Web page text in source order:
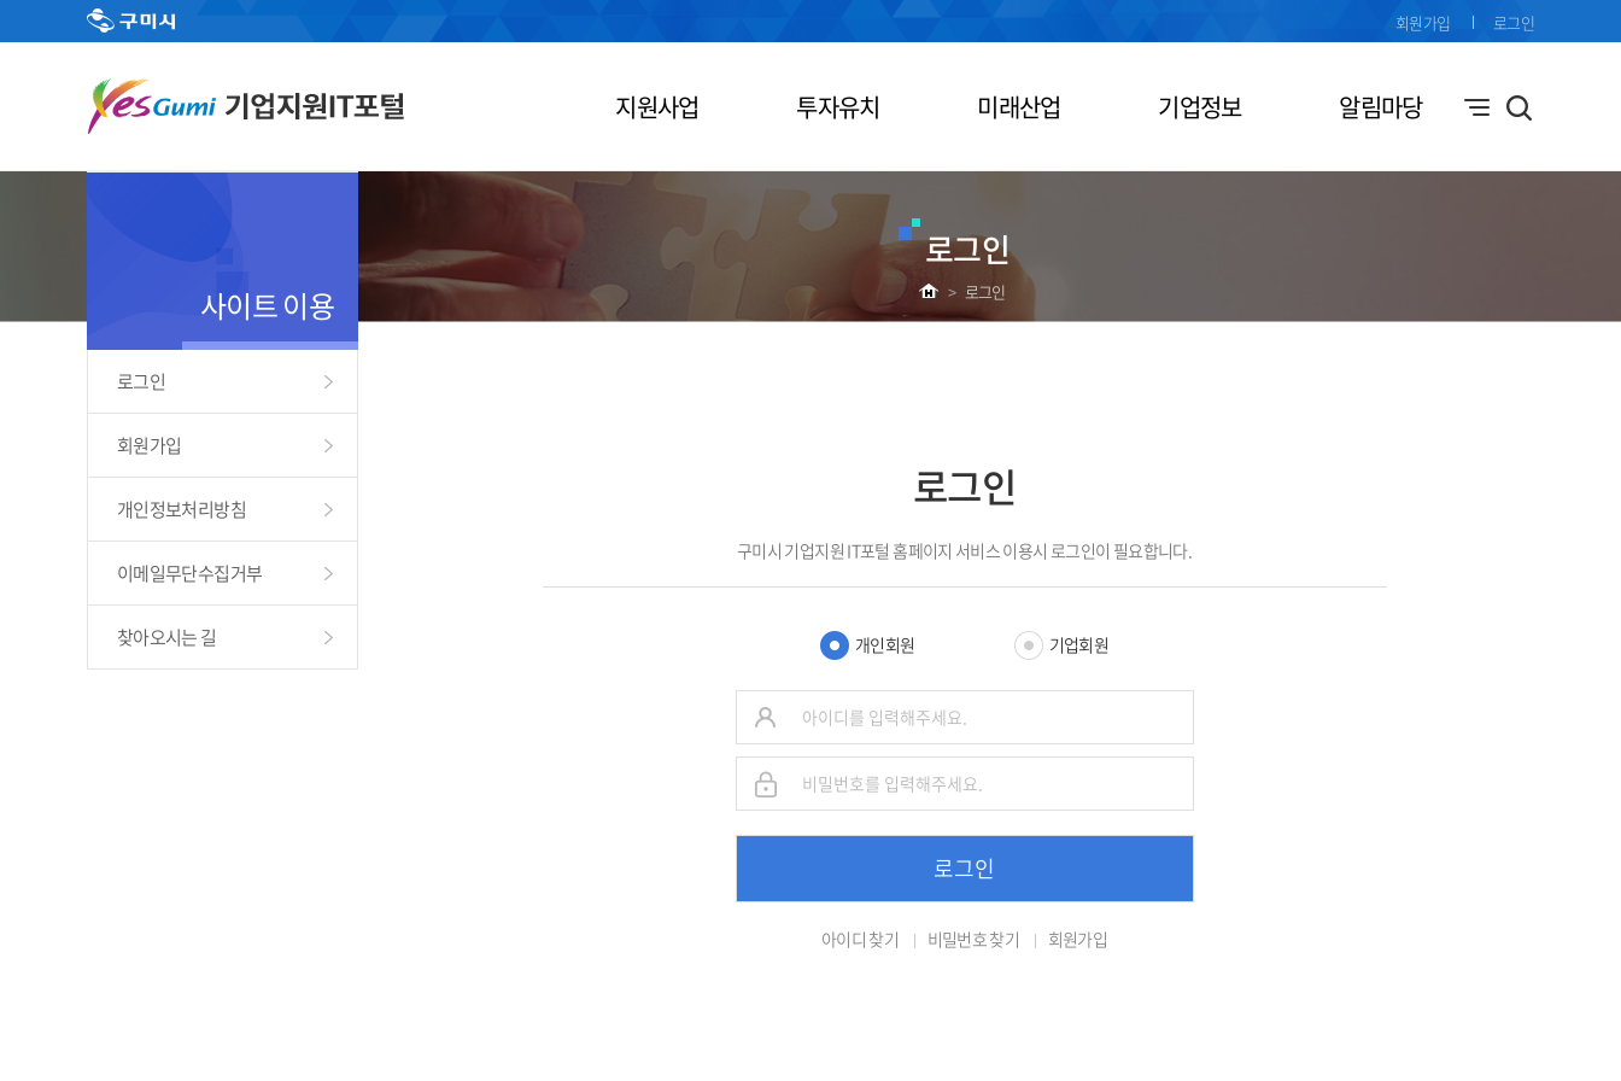
지원사업 투자유치 미래산업 기업정보 알림마당
회원가입 로그인
로그인
> 로그인
사이트 이용
로그인
회원가입
개인정보처리방침
이메일무단수집거부
찾아오시는 길
로그인
구미시 기업지원 IT포털 홈페이지 서비스 이용시 로그인이 필요합니다.
개인회원 기업회원
로그인
아이디 찾기 비밀번호 찾기 회원가입